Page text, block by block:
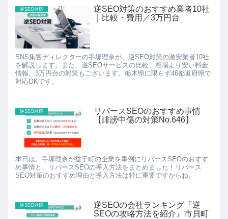
逆SEO対応
逆SEO対策のおすすめ業者10社
｜比較・費用／3万円台
SNS集客ディレクターの手塚理奈が、逆SEO対策の激安業者10社
を解説します。また、逆SEOサービスの比較、相場より安い料金
情報、3万円台の対策もございます。栃木県に限らず46都道府県で
対応OKです。
逆SEO対応
リバースSEOのおすすめ事情
【誹謗中傷の対策No.646】
本日は、手塚理奈が益子町の企業を事例にリバースSEOのおすす
め事情と、リバースSEOの導入方法をまとめました！リバース
SEO対策のおすすめ理由と導入方法は特に重要ですからね。
逆SEO対応
逆SEOの会社ランキング『逆
SEOの攻略方法を紹介』市貝町